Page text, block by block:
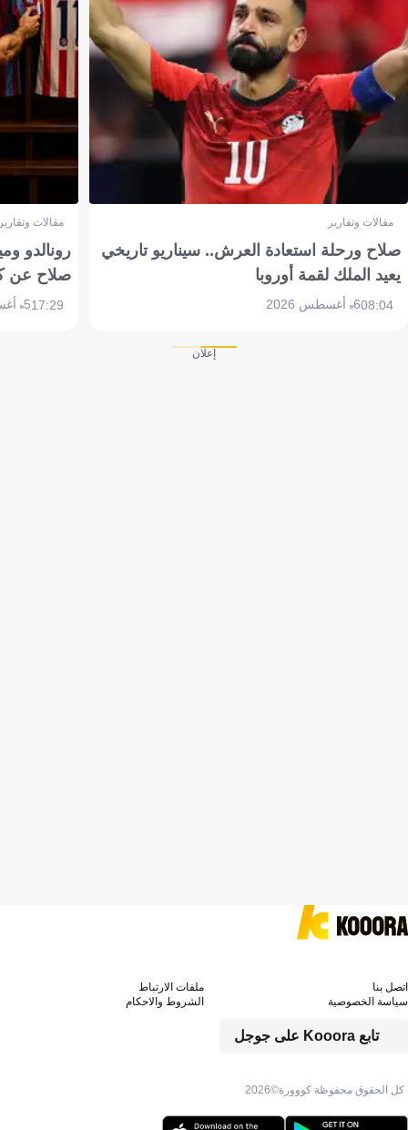
مقالات وتقارير
صلاح ورحلة استعادة العرش.. سيناريو تاريخي
يعيد الملك لقمة أوروبا
08:046 أغسطس 2026
مقالات
رونالدو
صلاح عن
17:295 أغسطس 2026
إعلان
كل الحقوق محفوظة كووورة©2026
تابع Kooora على جوجل
اتصل بنا
ملفات الارتباط
سياسة الخصوصية
الشروط والاحكام